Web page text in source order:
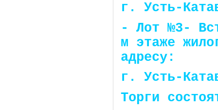
г. Усть-
- Лот №3-
м этаже
адресу:
г. Усть-
Торги